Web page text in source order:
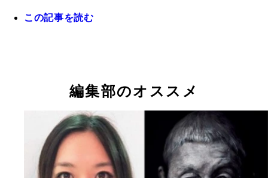
この記事を読む
編集部のオススメ